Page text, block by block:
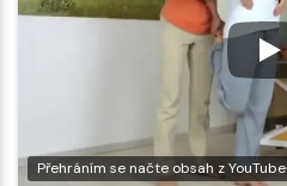
Přehráním se načte obsah z YouTube